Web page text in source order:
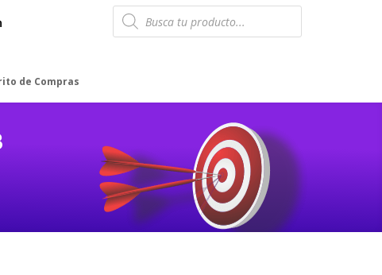
Products
search
de Compras